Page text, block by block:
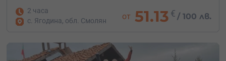
2 часа
с. Ягодина, обл. Смолян
от 51.13 € / 100 лв.